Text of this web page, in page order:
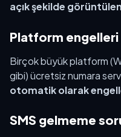
açık şekilde
Platform engelleri
Birçok büyük platform
gibi) ücretsiz numara
otomatik olarak
SMS gelmeme